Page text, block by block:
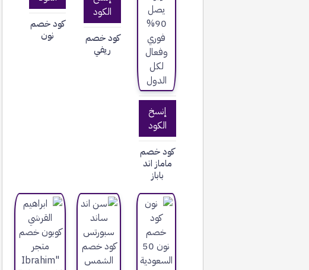
إنسخ
الكود
كود خصم
ماماز اند
باباز
الكود
كود خصم
ريفي
كود خصم
نون